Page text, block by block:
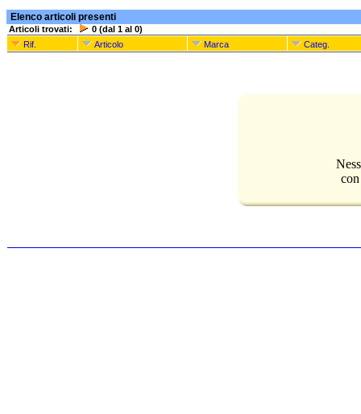
Elenco articoli presenti
Articoli trovati:
0 (dal 1 al 0)
Rif.
Articolo Marca Categ.